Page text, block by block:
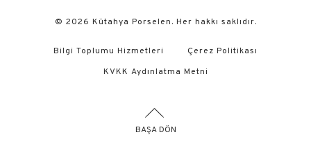
© 2026 Kütahya Porselen. Her hakkı saklıdır.
Bilgi Toplumu Hizmetleri
Çerez Politikası
KVKK Aydınlatma Metni
BAŞA DÖN